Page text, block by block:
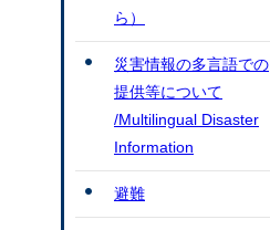
ら）
災害情報の多言語での
提供等について
/Multilingual Disaster
Information
避難